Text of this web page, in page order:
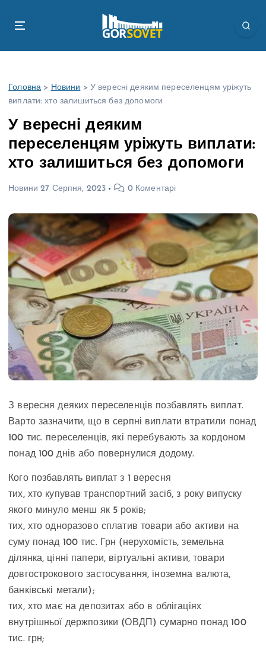
Головна > Новини > У вересні деяким переселенцям уріжуть
виплати: хто залишиться без допомоги
У вересні деяким
переселенцям уріжуть виплати:
хто залишиться без допомоги
Новини 27 Серпня, 2023 0 Коментарі
З вересня деяких переселенців позбавлять виплат.
Варто зазначити, що в серпні виплати втратили понад
100 тис. переселенців, які перебувають за кордоном
понад 100 днів або повернулися додому.
Кого позбавлять виплат з 1 вересня
тих, хто купував транспортний засіб, з року випуску
якого минуло менш як 5 років;
тих, хто одноразово сплатив товари або активи на
суму понад 100 тис. Грн (нерухомість, земельна
ділянка, цінні папери, віртуальні активи, товари
довгострокового застосування, іноземна валюта,
банківські метали);
тих, хто має на депозитах або в облігаціях
внутрішньої держпозики (ОВДП) сумарно понад 100
тис. грн;